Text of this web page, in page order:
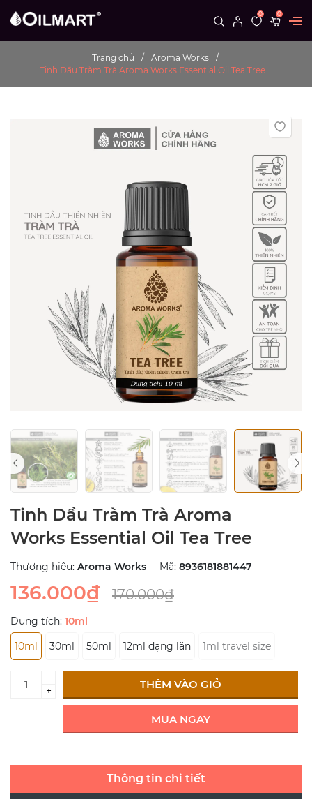
0 0
Trang chủ
Aroma Works
Tinh Dầu Tràm Trà Aroma Works Essential Oil Tea Tree
Tinh Dầu Tràm Trà Aroma
Works Essential Oil Tea Tree
Thương hiệu: Aroma Works Mã: 8936181881447
136.000₫ 170.000₫
Dung tích: 10ml
10ml
30ml 50ml 12ml dạng lăn 1ml travel size
–
+
THÊM VÀO GIỎ
MUA NGAY
Thông tin chi tiết